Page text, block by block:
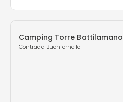
Camping Torre Battilamano
Contrada Buonfornello